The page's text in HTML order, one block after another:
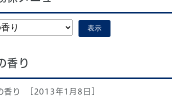
表示
香り
香り [2013年1月8日]